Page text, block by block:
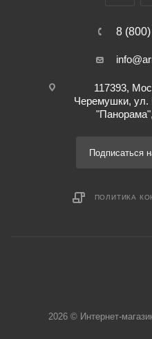
8
117393,
Черемушки, ул.
Подписаться
ПОЛИТИКА
2026 © Интернет-